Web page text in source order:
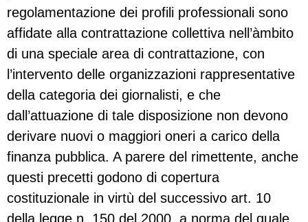
regolamentazione dei profili professionali sono
affidate alla contrattazione collettiva nell’àmbito
di una speciale area di contrattazione, con
l’intervento delle organizzazioni rappresentative
della categoria dei giornalisti, e che
dall’attuazione di tale disposizione non devono
derivare nuovi o maggiori oneri a carico della
finanza pubblica. A parere del rimettente, anche
questi precetti godono di copertura
costituzionale in virtù del successivo art. 10
della legge n. 150 del 2000, a norma del quale